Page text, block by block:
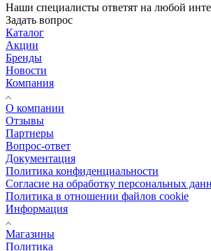
Наши специалисты ответят на любой
Задать вопрос
Каталог
Акции
Бренды
Новости
Компания
О компании
Отзывы
Партнеры
Вопрос-ответ
Документация
Политика конфиденциальности
Согласие на обработку персональных
Политика в отношении файлов cookie
Информация
Магазины
Политика